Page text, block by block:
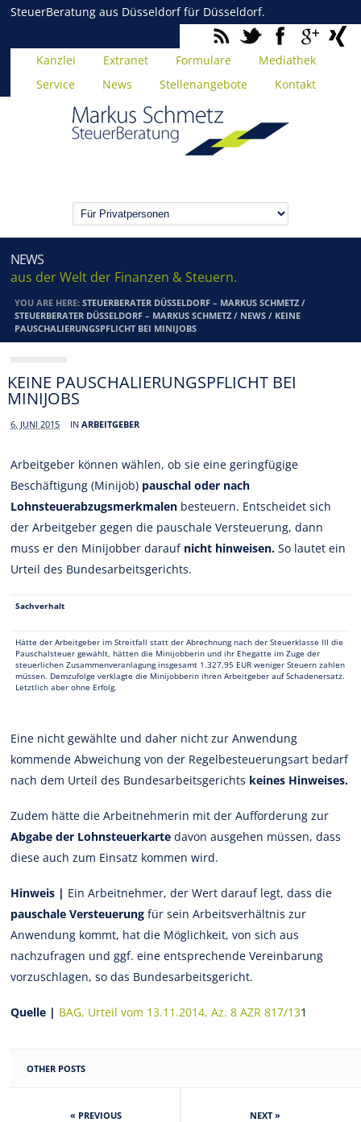
SteuerBeratung aus Düsseldorf für Düsseldorf.
Kanzlei Extranet Formulare
Mediathek
Service
News Stellenangebote Kontakt
NEWS
aus der Welt der Finanzen & Steuern.
YOU ARE HERE:STEUERBERATER DÜSSELDORF – MARKUS SCHMETZ /
STEUERBERATER DÜSSELDORF – MARKUS SCHMETZ / NEWS / KEINE
PAUSCHALIERUNGSPFLICHT BEI MINIJOBS
KEINE PAUSCHALIERUNGSPFLICHT BEI
MINIJOBS
6. JUNI 2015 INARBEITGEBER
Arbeitgeber können wählen, ob sie eine geringfügige
Beschäftigung (Minijob) pauschal oder nach
Lohnsteuerabzugsmerkmalen besteuern. Entscheidet sich
der Arbeitgeber gegen die pauschale Versteuerung, dann
muss er den Minijobber darauf nicht hinweisen.So lautet ein
Urteil des Bundesarbeitsgerichts.
Sachverhalt
Hätte der Arbeitgeber im Streitfall statt der Abrechnung nach der Steuerklasse III die
Pauschalsteuer gewählt, hätten die Minijobberin und ihr Ehegatte im Zuge der
steuerlichen Zusammenveranlagung insgesamt 1.327,95 EUR weniger Steuern zahlen
müssen. Demzufolge verklagte die Minijobberin ihren Arbeitgeber auf Schadenersatz.
Letztlich aber ohne Erfolg.
Eine nicht gewählte und daher nicht zur Anwendung
kommende Abweichung von der Regelbesteuerungsart bedarf
nach dem Urteil des Bundesarbeitsgerichts keines Hinweises.
Zudem hätte die Arbeitnehmerin mit der Aufforderung zur
Abgabe der Lohnsteuerkartedavon ausgehen müssen, dass
diese auch zum Einsatz kommen wird.
Hinweis | Ein Arbeitnehmer, der Wert darauf legt, dass die
pauschale Versteuerung für sein Arbeitsverhältnis zur
Anwendung kommt, hat die Möglichkeit, von sich aus
nachzufragen und ggf. eine entsprechende Vereinbarung
vorzuschlagen, so das Bundesarbeitsgericht.
Quelle | BAG, Urteil vom 13.11.2014, Az. 8 AZR 817/131
OTHER POSTS
« PREVIOUS NEXT »